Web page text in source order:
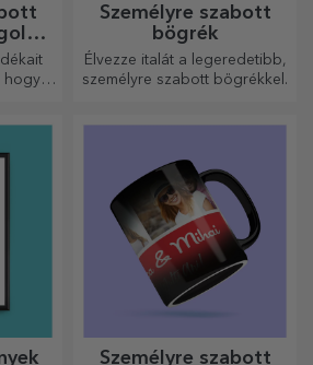
hogy
Személyre szabott
bögrék
Élvezze italát a legeredetibb,
személyre szabott bögrékkel.
Személyre szabott